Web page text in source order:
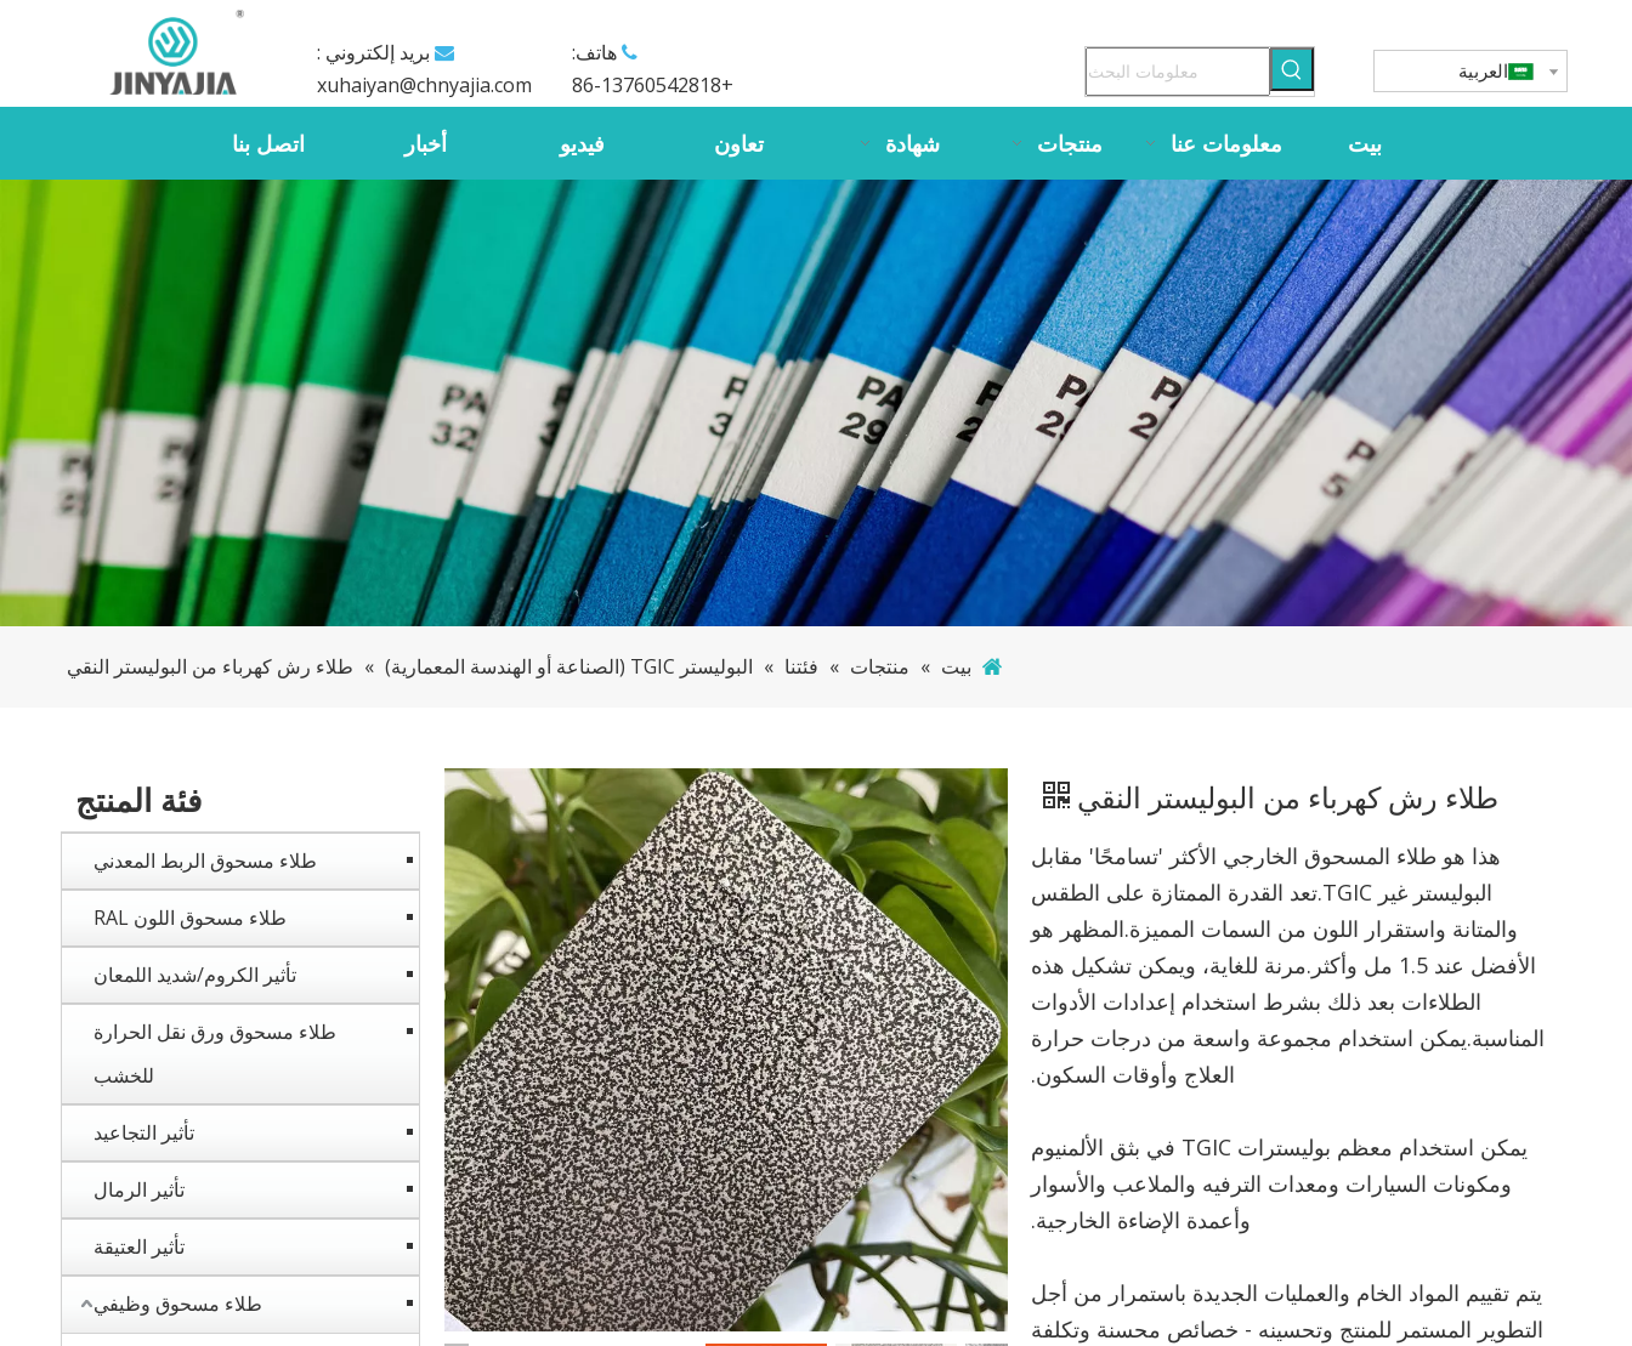
هاتف:
+86-13760542818
 بريد إلكتروني :
xuhaiyan@chnyajia.com
العربية
بيت معلومات عنا منتجات شهادة تعاون فيديو أخبار اتصل بنا
بيت » منتجات » فئتنا » البوليستر TGIC (الصناعة أو الهندسة المعمارية) » طلاء رش كهرباء من البوليستر النقي
فئة المنتج
طلاء مسحوق الربط المعدني
طلاء مسحوق اللون RAL
تأثير الكروم/شديد اللمعان
طلاء مسحوق ورق نقل الحرارة
للخشب
تأثير التجاعيد
تأثير الرمال
تأثير العتيقة
طلاء مسحوق وظيفي
طلاء رش كهرباء من البوليستر النقي
هذا هو طلاء المسحوق الخارجي الأكثر 'تسامحًا' مقابل
البوليستر غير TGIC.تعد القدرة الممتازة على الطقس
والمتانة واستقرار اللون من السمات المميزة.المظهر هو
الأفضل عند 1.5 مل وأكثر.مرنة للغاية، ويمكن تشكيل هذه
الطلاءات بعد ذلك بشرط استخدام إعدادات الأدوات
المناسبة.يمكن استخدام مجموعة واسعة من درجات حرارة
العلاج وأوقات السكون.
يمكن استخدام معظم بوليسترات TGIC في بثق الألمنيوم
ومكونات السيارات ومعدات الترفيه والملاعب والأسوار
وأعمدة الإضاءة الخارجية.
يتم تقييم المواد الخام والعمليات الجديدة باستمرار من أجل
التطوير المستمر للمنتج وتحسينه - خصائص محسنة وتكلفة